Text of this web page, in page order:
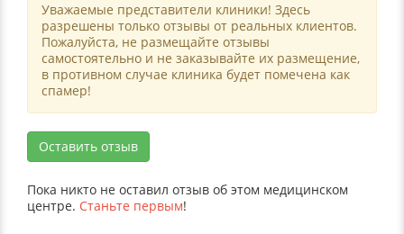
Уважаемые представители клиники! Здесь
разрешены только отзывы от реальных клиентов.
Пожалуйста, не размещайте отзывы
самостоятельно и не заказывайте их размещение,
в противном случае клиника будет помечена как
спамер!
Оставить отзыв
Пока никто не оставил отзыв об этом медицинском
центре. Станьте первым!